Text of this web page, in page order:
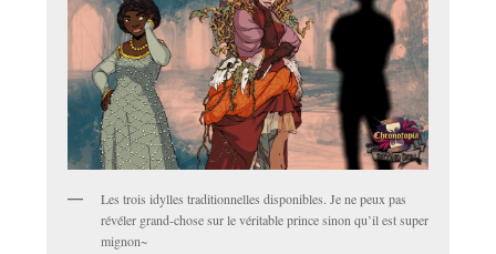
Les trois idylles traditionnelles disponibles. Je ne peux pas
révéler grand-chose sur le véritable prince sinon qu’il est super
mignon~